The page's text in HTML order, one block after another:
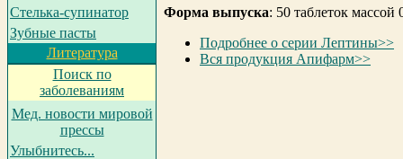
Cтелька-супинатор
Зубные пасты
Литература
Поиск по
заболеваниям
Мед. новости мировой
прессы
Улыбнитесь...
Форма выпуска: 50 таблеток массой
Подробнее о серии Лептины>>
Вся продукция Апифарм>>